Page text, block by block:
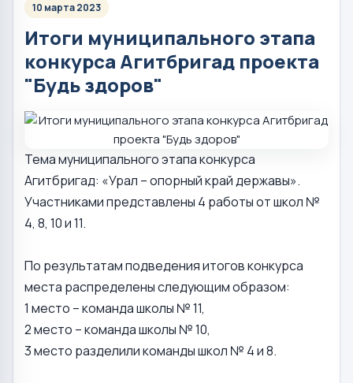
10 марта 2023
Итоги муниципального этапа
конкурса Агитбригад проекта
"Будь здоров"
Тема муниципального этапа конкурса
Агитбригад: «Урал – опорный край державы».
Участниками представлены 4 работы от школ №
4, 8, 10 и 11.
По результатам подведения итогов конкурса
места распределены следующим образом:
1 место – команда школы № 11,
2 место – команда школы № 10,
3 место разделили команды школ № 4 и 8.